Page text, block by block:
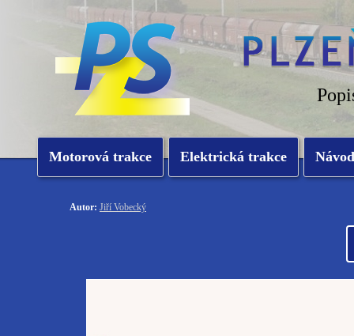
Motorová trakce Elektrická trakce
Autor: Jiří Vobecký